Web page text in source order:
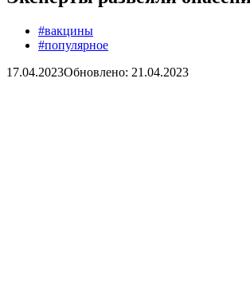
#вакцины
#популярное
17.04.2023Обновлено: 21.04.2023